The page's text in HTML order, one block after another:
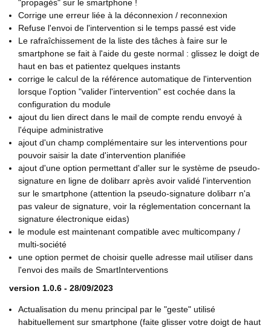
"propagés" sur le smartphone !
Corrige une erreur liée à la déconnexion / reconnexion
Refuse l'envoi de l'intervention si le temps passé est vide
Le rafraîchissement de la liste des tâches à faire sur le
smartphone se fait à l'aide du geste normal : glissez le doigt de
haut en bas et patientez quelques instants
corrige le calcul de la référence automatique de l'intervention
lorsque l'option "valider l'intervention" est cochée dans la
configuration du module
ajout du lien direct dans le mail de compte rendu envoyé à
l'équipe administrative
ajout d'un champ complémentaire sur les interventions pour
pouvoir saisir la date d'intervention planifiée
ajout d'une option permettant d'aller sur le système de pseudo-
signature en ligne de dolibarr après avoir validé l'intervention
sur le smartphone (attention la pseudo-signature dolibarr n'a
pas valeur de signature, voir la réglementation concernant la
signature électronique eidas)
le module est maintenant compatible avec multicompany /
multi-société
une option permet de choisir quelle adresse mail utiliser dans
l'envoi des mails de SmartInterventions
version 1.0.6 - 28/09/2023
Actualisation du menu principal par le "geste" utilisé
habituellement sur smartphone (faite glisser votre doigt de haut